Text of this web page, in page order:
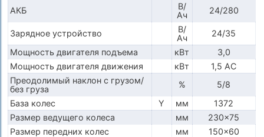
АКБ
В/
Ач
24/280
Зарядное устройство
В/
Ач
24/35
Мощность двигателя подъема
кВт
3,0
Мощность двигателя движения
кВт
1,5 AC
Преодолимый наклон с грузом/
без груза
%
5/8
База колес
Y мм
1372
Размер ведущего колеса
мм
230x75
Размер передних колес
мм
150x60